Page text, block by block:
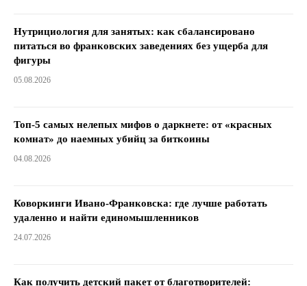
Нутрициология для занятых: как сбалансировано
питаться во франковских заведениях без ущерба для
фигуры
05.08.2026
Топ-5 самых нелепых мифов о даркнете: от «красных
комнат» до наемных убийц за биткоины
04.08.2026
Коворкинги Ивано-Франковска: где лучше работать
удаленно и найти единомышленников
24.07.2026
Как получить детский пакет от благотворителей: